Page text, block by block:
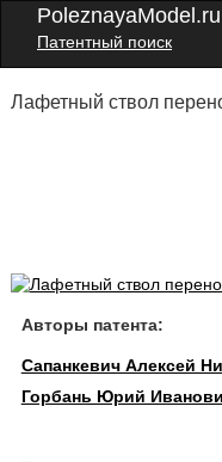
PoleznayaModel.ru
Патентный поиск
Лафетный ствол
Авторы патента:
Сапанкевич Алексей
Горбань Юрий